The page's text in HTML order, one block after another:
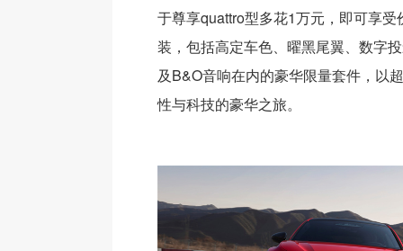
于尊享quattro型多花1万元，即可享
装，包括高定车色、曜黑尾翼、数字
及B&O音响在内的豪华限量套件，以
性与科技的豪华之旅。